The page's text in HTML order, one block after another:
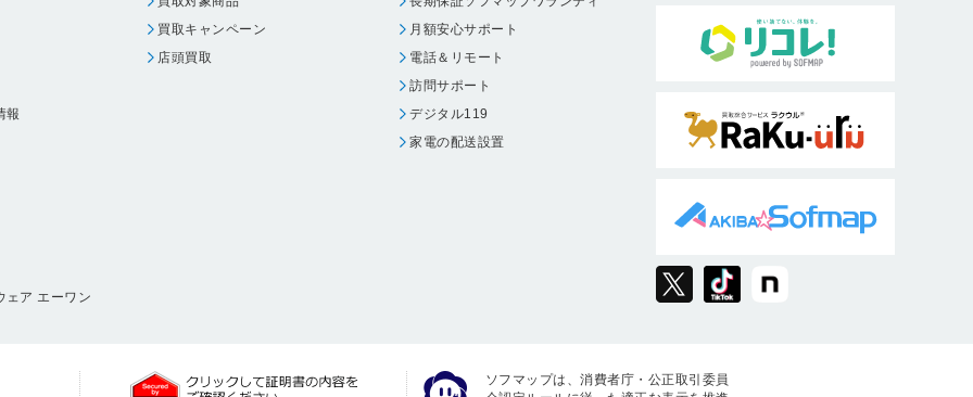
報
ェア エーワン
買取キャンペーン
店頭買取
月額安心サポート
電話＆リモート
訪問サポート
デジタル119
家電の配送設置
ソフマップは、消費者庁・公正取引委員